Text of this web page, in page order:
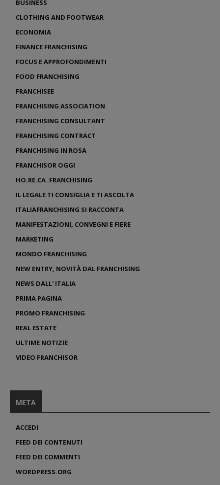
BUSINESS
CLOTHING AND FOOTWEAR
ECONOMIA
FINANCE FRANCHISING
FOCUS E APPROFONDIMENTI
FOOD FRANCHISING
FRANCHISEE
FRANCHISING ASSOCIATION
FRANCHISING CONSULTANT
FRANCHISING CONTRACT
FRANCHISING IN ROSA
FRANCHISOR OGGI
HO.RE.CA. FRANCHISING
IL LEGALE TI CONSIGLIA E TI ASCOLTA
ITALIAFRANCHISING SI RACCONTA
MANIFESTAZIONI, CONVEGNI E FIERE
MARKETING
MONDO FRANCHISING
NEW ENTRY, NOVITÀ DAL FRANCHISING
NEWS DALL' ITALIA
PRIMA PAGINA
PROMO FRANCHISING
REAL ESTATE
ULTIME NOTIZIE
VIDEO FRANCHISOR
META
ACCEDI
FEED DEI CONTENUTI
FEED DEI COMMENTI
WORDPRESS.ORG